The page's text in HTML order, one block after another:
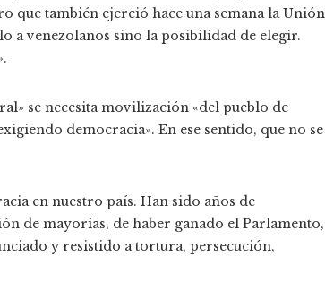
que también ejerció hace una semana la Unión
a venezolanos sino la posibilidad de elegir.
se necesita movilización «del pueblo de
democracia». En ese sentido, que no se
en nuestro país. Han sido años de
de mayorías, de haber ganado el Parlamento,
y resistido a tortura, persecución,